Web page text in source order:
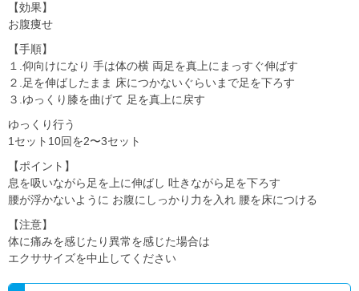
【効果】
お腹痩せ
【手順】
１.仰向けになり 手は体の横 両足を真上にまっすぐ伸ばす
２.足を伸ばしたまま 床につかないぐらいまで足を下ろす
３.ゆっくり膝を曲げて 足を真上に戻す
ゆっくり行う
1セット10回を2〜3セット
【ポイント】
息を吸いながら足を上に伸ばし 吐きながら足を下ろす
腰が浮かないように お腹にしっかり力を入れ 腰を床につける
【注意】
体に痛みを感じたり異常を感じた場合は
エクササイズを中止してください